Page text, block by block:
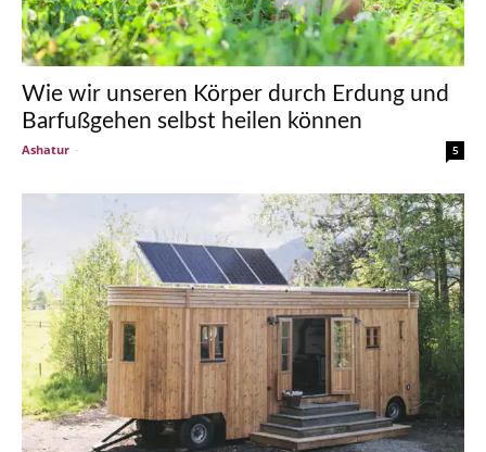
Wie wir unseren Körper durch Erdung und
Barfußgehen selbst heilen können
Ashatur - 5